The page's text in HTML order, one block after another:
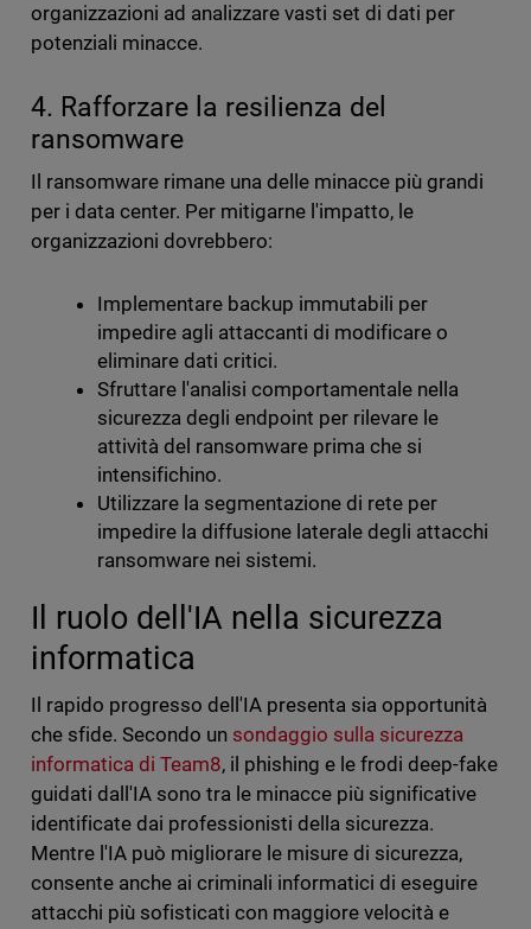
organizzazioni ad analizzare vasti set di dati per
potenziali minacce.
4. Rafforzare la resilienza del
ransomware
Il ransomware rimane una delle minacce più grandi
per i data center. Per mitigarne l'impatto, le
organizzazioni dovrebbero:
Implementare backup immutabili per
impedire agli attaccanti di modificare o
eliminare dati critici.
Sfruttare l'analisi comportamentale nella
sicurezza degli endpoint per rilevare le
attività del ransomware prima che si
intensifichino.
Utilizzare la segmentazione di rete per
impedire la diffusione laterale degli attacchi
ransomware nei sistemi.
Il ruolo dell'IA nella sicurezza
informatica
Il rapido progresso dell'IA presenta sia opportunità
che sfide. Secondo un sondaggio sulla sicurezza
informatica di Team8, il phishing e le frodi deep-fake
guidati dall'IA sono tra le minacce più significative
identificate dai professionisti della sicurezza.
Mentre l'IA può migliorare le misure di sicurezza,
consente anche ai criminali informatici di eseguire
attacchi più sofisticati con maggiore velocità e